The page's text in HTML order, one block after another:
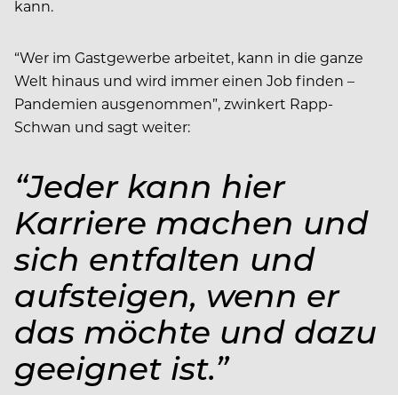
kann.
“Wer im Gastgewerbe arbeitet, kann in die ganze
Welt hinaus und wird immer einen Job finden –
Pandemien ausgenommen”, zwinkert Rapp-
Schwan und sagt weiter:
“Jeder kann hier
Karriere machen und
sich entfalten und
aufsteigen, wenn er
das möchte und dazu
geeignet ist.”